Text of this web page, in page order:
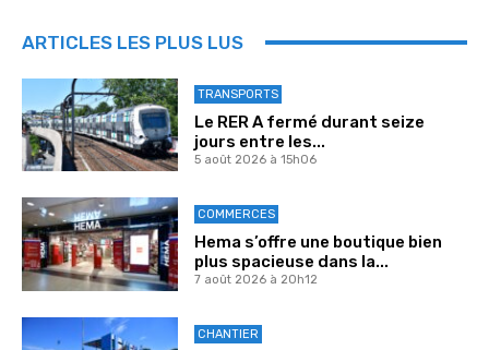
ARTICLES LES PLUS LUS
TRANSPORTS
Le RER A fermé durant seize
jours entre les...
5 août 2026 à 15h06
COMMERCES
Hema s’offre une boutique bien
plus spacieuse dans la...
7 août 2026 à 20h12
CHANTIER